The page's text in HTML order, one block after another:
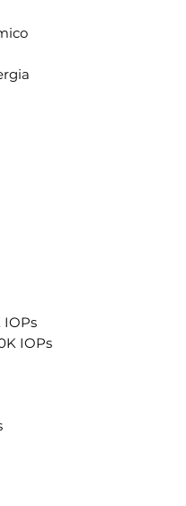
IOPs
IOPs